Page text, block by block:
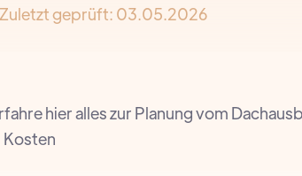
Zuletzt geprüft: 03.05.2026
hier alles zur Planung vom